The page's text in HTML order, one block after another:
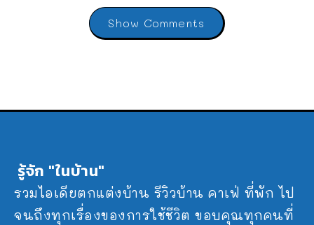
Show Comments
รู้จัก "ในบ้าน"
รวมไอเดียตกแต่งบ้าน รีวิวบ้าน คาเฟ่ ที่พัก ไป
จนถึงทุกเรื่องของการใช้ชีวิต ขอบคุณทุกคนที่